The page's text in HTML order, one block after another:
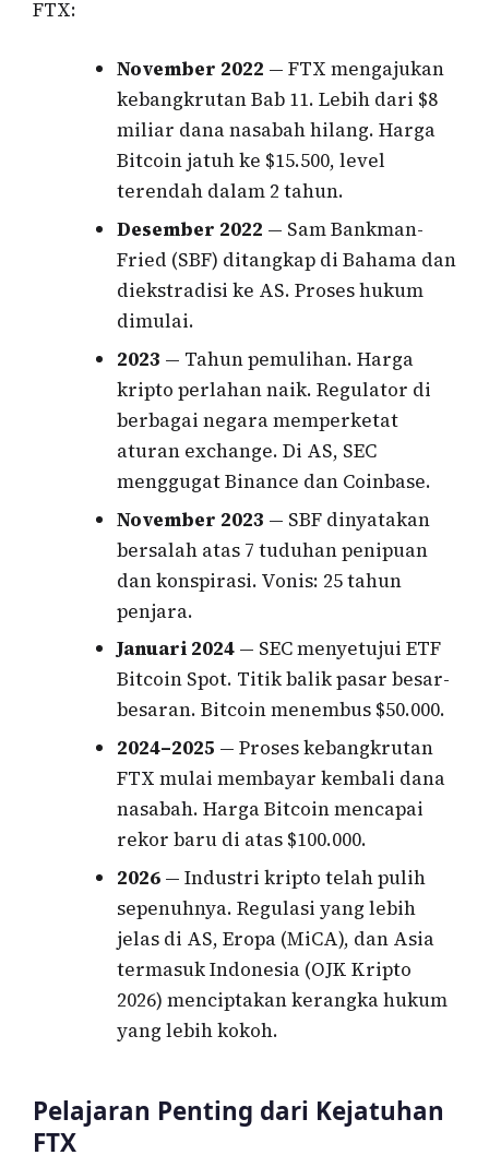
FTX:
November 2022 — FTX mengajukan
kebangkrutan Bab 11. Lebih dari $8
miliar dana nasabah hilang. Harga
Bitcoin jatuh ke $15.500, level
terendah dalam 2 tahun.
Desember 2022 — Sam Bankman-
Fried (SBF) ditangkap di Bahama dan
diekstradisi ke AS. Proses hukum
dimulai.
2023 — Tahun pemulihan. Harga
kripto perlahan naik. Regulator di
berbagai negara memperketat
aturan exchange. Di AS, SEC
menggugat Binance dan Coinbase.
November 2023 — SBF dinyatakan
bersalah atas 7 tuduhan penipuan
dan konspirasi. Vonis: 25 tahun
penjara.
Januari 2024— SEC menyetujui ETF
Bitcoin Spot. Titik balik pasar besar-
besaran. Bitcoin menembus $50.000.
2024–2025 — Proses kebangkrutan
FTX mulai membayar kembali dana
nasabah. Harga Bitcoin mencapai
rekor baru di atas $100.000.
2026— Industri kripto telah pulih
sepenuhnya. Regulasi yang lebih
jelas di AS, Eropa (MiCA), dan Asia
termasuk Indonesia (OJK Kripto
2026) menciptakan kerangka hukum
yang lebih kokoh.
Pelajaran Penting dari Kejatuhan
FTX